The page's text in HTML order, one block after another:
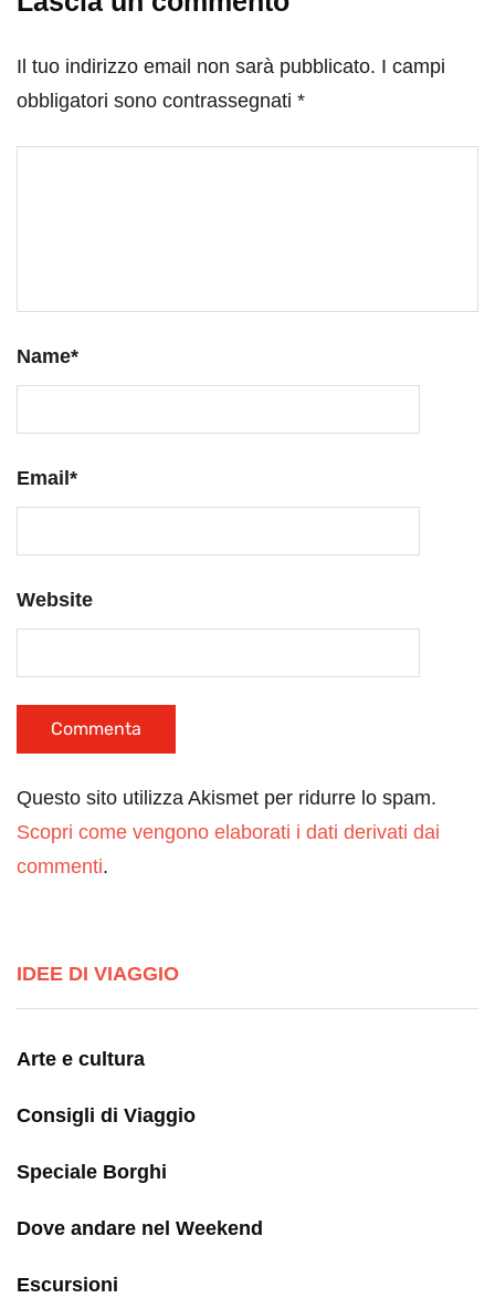
Il tuo indirizzo email non sarà pubblicato. I campi
obbligatori sono contrassegnati *
Name*
Email *
Website
Questo sito utilizza Akismet per ridurre lo spam.
Scopri come vengono elaborati i dati derivati dai
commenti.
IDEE DI VIAGGIO
Arte e cultura
Consigli di Viaggio
Speciale Borghi
Dove andare nel Weekend
Escursioni